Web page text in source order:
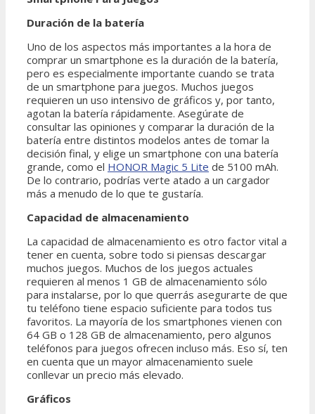
Duración de la batería
Uno de los aspectos más importantes a la hora de
comprar un smartphone es la duración de la batería,
pero es especialmente importante cuando se trata
de un smartphone para juegos. Muchos juegos
requieren un uso intensivo de gráficos y, por tanto,
agotan la batería rápidamente. Asegúrate de
consultar las opiniones y comparar la duración de la
batería entre distintos modelos antes de tomar la
decisión final, y elige un smartphone con una batería
grande, como el HONOR Magic 5 Lite de 5100 mAh.
De lo contrario, podrías verte atado a un cargador
más a menudo de lo que te gustaría.
Capacidad de almacenamiento
La capacidad de almacenamiento es otro factor vital a
tener en cuenta, sobre todo si piensas descargar
muchos juegos. Muchos de los juegos actuales
requieren al menos 1 GB de almacenamiento sólo
para instalarse, por lo que querrás asegurarte de que
tu teléfono tiene espacio suficiente para todos tus
favoritos. La mayoría de los smartphones vienen con
64 GB o 128 GB de almacenamiento, pero algunos
teléfonos para juegos ofrecen incluso más. Eso sí, ten
en cuenta que un mayor almacenamiento suele
conllevar un precio más elevado.
Gráficos